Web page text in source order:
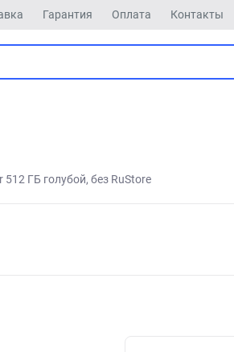
Гарантия Оплата Контакты
ГБ голубой, без RuStore